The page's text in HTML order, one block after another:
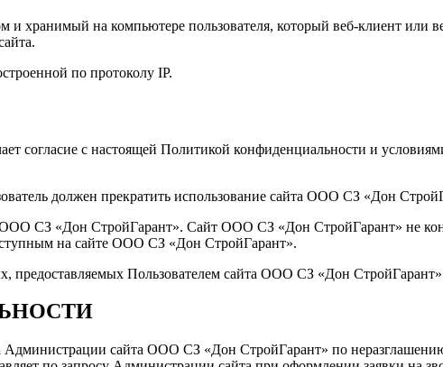
хранимый на компьютере пользователя, который веб-клиент или
по протоколу IP.
согласие с настоящей Политикой конфиденциальности и
должен прекратить использование сайта ООО СЗ «Дон
СЗ «Дон СтройГарант». Сайт ООО СЗ «Дон СтройГарант» не
на сайте ООО СЗ «Дон СтройГарант».
предоставляемых Пользователем сайта ООО СЗ «Дон
Администрации сайта ООО СЗ «Дон СтройГарант» по